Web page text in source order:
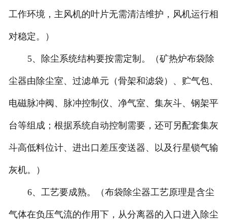
工作环境，主风机的叶片无需清洁维护，风机运行相
对稳定。）
5、除尘系统结构要按需定制。（矿热炉布袋除
尘器由除尘室、过滤单元（骨架和滤袋）、贮气包、
电磁脉冲阀、脉冲控制仪、净气室、集灰斗、钢架平
台等组成；根据系统自动控制需要，还可另配套集灰
斗高低料位计、进出口差压变送器、以及行星锁气输
灰机。）
6、工艺要成熟。（布袋除尘器工艺原理是含尘
气体在负压气流的作用下，从分离器的入口进入除尘